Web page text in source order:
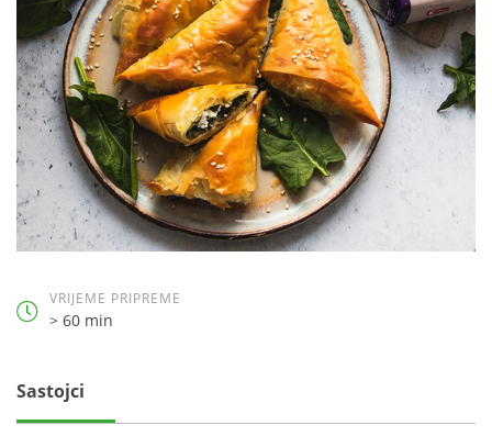
VRIJEME PRIPREME
> 60 min
Sastojci